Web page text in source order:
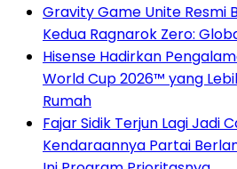
Gravity Game Unite Resmi
Kedua Ragnarok Zero:
Hisense Hadirkan
World Cup 2026™ yang
Rumah
Fajar Sidik Terjun Lagi Jadi
Kendaraannya Partai